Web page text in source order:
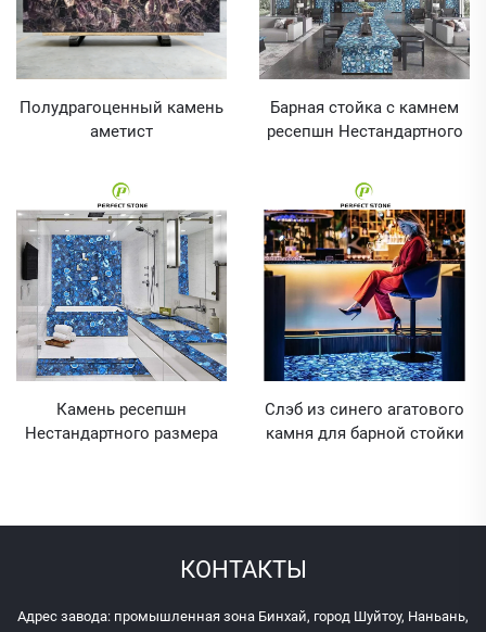
Полудрагоценный камень
аметист
Барная стойка с камнем
ресепшн Нестандартного
каменный слэб
Камень ресепшн
Нестандартного размера
Слэб из синего агатового
камня для барной стойки
КОНТАКТЫ
Адрес завода: промышленная зона Бинхай, город Шуйтоу, Наньань,